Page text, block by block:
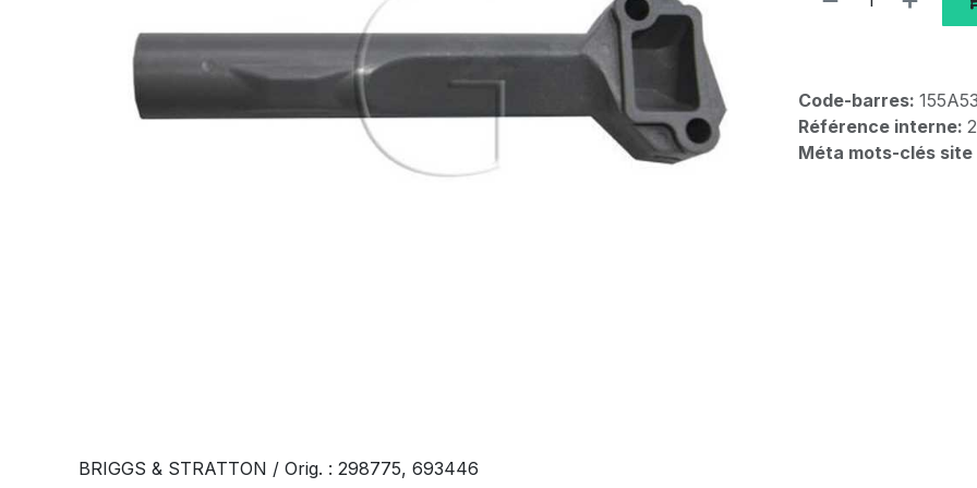
Code-barres:
Référence interne:
Méta mots-clés
BRIGGS & STRATTON / Orig. : 298775, 693446